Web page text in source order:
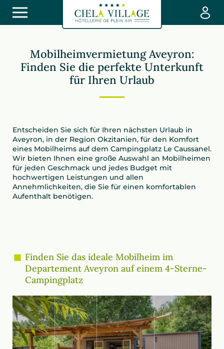
Mobilheimvermietung Aveyron:
Finden Sie die perfekte Unterkunft
für Ihren Urlaub
Entscheiden Sie sich für Ihren nächsten Urlaub in
Aveyron, in der Region Okzitanien, für den Komfort
eines Mobilheims auf dem Campingplatz Le Caussanel.
Wir bieten Ihnen eine große Auswahl an Mobilheimen
für jeden Geschmack und jedes Budget mit
hochwertigen Leistungen und allen
Annehmlichkeiten, die Sie für einen komfortablen
Aufenthalt benötigen.
Finden Sie das ideale Mobilheim im
Departement Aveyron auf einem 4-Sterne-
Campingplatz